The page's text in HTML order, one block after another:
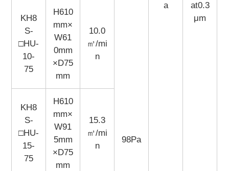
a
at0.3
μm
KH8
S-
□HU-
10-
75
H610
mm×
W61
0mm
×D75
mm
10.0
㎥/mi
n
98Pa
KH8
S-
□HU-
15-
75
H610
mm×
W91
5mm
×D75
mm
15.3
㎥/mi
n